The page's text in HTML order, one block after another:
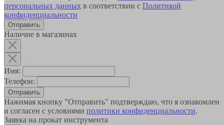
персональных данных в соответствии с Политикой
конфиденциальности
Наличие в магазинах
Имя:
Телефон:
Отправить
Нажимая кнопку "Отправить" подтверждаю, что я ознакомлен
и согласен с условиями политики конфиденциальности.
Заявка на прокат инструмента